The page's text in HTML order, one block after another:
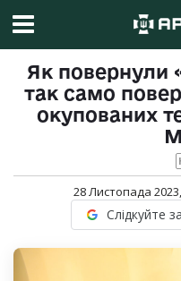
Як повернули
так само
окупованих
28 Листопада
Слідкуйте